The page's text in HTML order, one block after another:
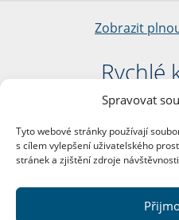
Spravovat
Tyto webové stránky používají
s cílem vylepšení uživatelského
stránek a zjištění zdroje
Zobrazit
Rychlé
nám. Jana
116 38
DIČ: